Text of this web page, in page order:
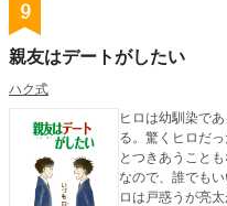
9
親友はデートがしたい
ハク式
ヒロは幼馴染で
る。驚くヒロだ
とつきあうこと
なので、誰でも
ロは戸惑うが亮